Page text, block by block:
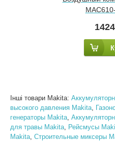
Інші товари Makita:
высокого давления Makita,
генераторы Makita,
для травы Makita, Рейсмусы
Makita, Строительные миксеры